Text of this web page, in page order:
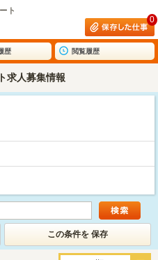
ト
0
歴 閲覧履歴
求人募集情報
この条件を 保存